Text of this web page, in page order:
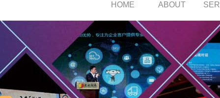
HOME
ABOUT